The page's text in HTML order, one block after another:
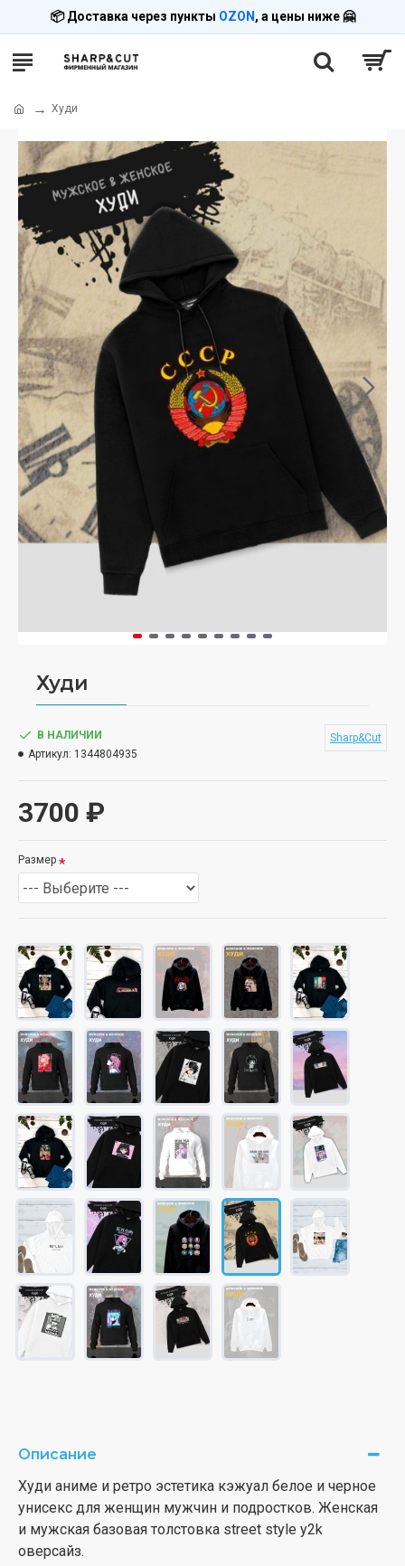
📦 Доставка через пункты OZON , а цены ниже 🤗
Худи
Худи
3700 ₽
В НАЛИЧИИ
Артикул: 1344804935
Sharp&Cut
Размер
Описание
Худи аниме и ретро эстетика кэжуал белое и черное
унисекс для женщин мужчин и подростков. Женская
и мужская базовая толстовка street style y2k
оверсайз.